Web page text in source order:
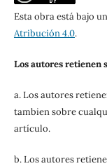
Esta obra está bajo
Atribución 4.0.
Los autores retienen
a. Los autores
tambien sobre
artículo.
b. Los autores